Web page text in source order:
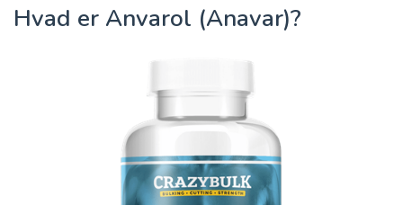
Hvad er Anvarol (Anavar)?